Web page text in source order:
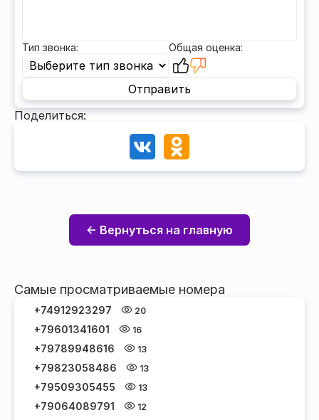
Тип звонка: Общая оценка:
Отправить
Поделиться:
← Вернуться на главную
Самые просматриваемые номера
+74912923297 20
+79601341601 16
+79789948616 13
+79823058486 13
+79509305455 13
+79064089791 12